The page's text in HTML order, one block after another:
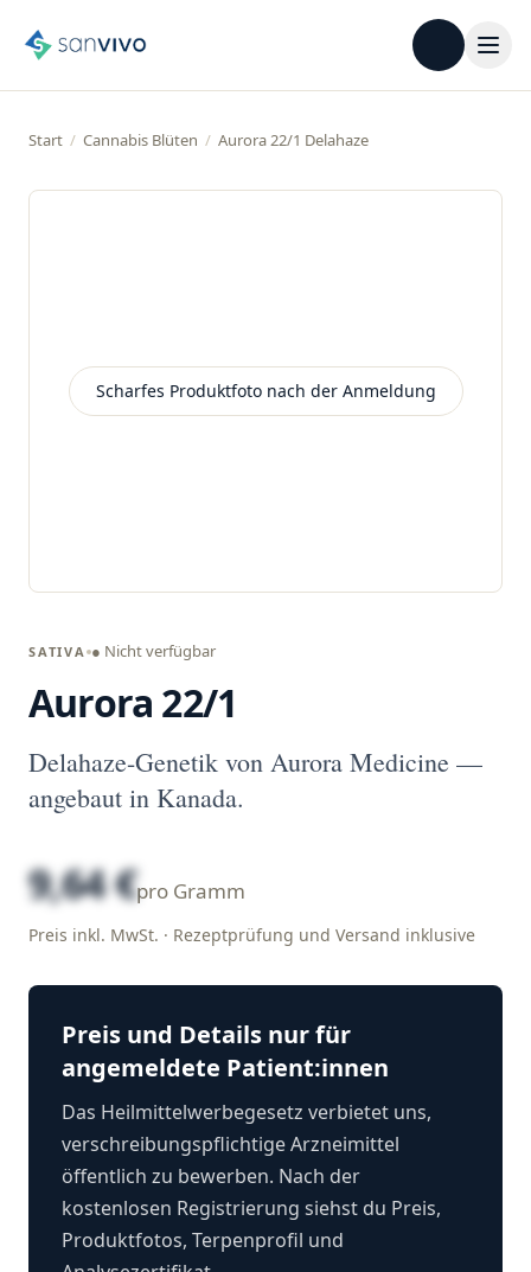
Start / Cannabis Blüten / Aurora 22/1 Delahaze
Scharfes Produktfoto nach der Anmeldung
SATIVA ● Nicht verfügbar
Aurora 22/1
Delahaze-Genetik von Aurora Medicine —
angebaut in Kanada.
9,64 €pro Gramm
Preis inkl. MwSt. · Rezeptprüfung und Versand inklusive
Preis und Details nur für
angemeldete Patient:innen
Das Heilmittelwerbegesetz verbietet uns,
verschreibungspflichtige Arzneimittel
öffentlich zu bewerben. Nach der
kostenlosen Registrierung siehst du Preis,
Produktfotos, Terpenprofil und